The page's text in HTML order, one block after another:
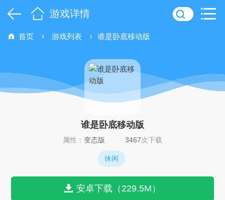
游戏详情
首页 游戏列表 谁是卧底移动版
谁是卧底移动版
属性： 变态版 3467次下载
休闲
安卓下载（229.5M）